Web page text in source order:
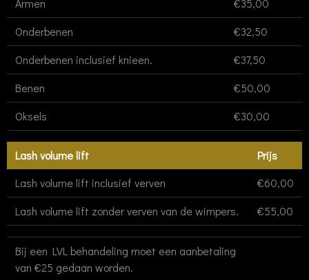
Onderbenen
€32,50
Onderbenen inclusief knieen.
€37,50
Benen
€50,00
Oksels
€30,00
Lash volume lift
Prijs
Lash volume lift inclusief verven
€60,00
Lash volume lift zonder verven van de wimpers.
€55,00
Bij een LVL behandeling moet een aanbetaling
van €25 gedaan worden.